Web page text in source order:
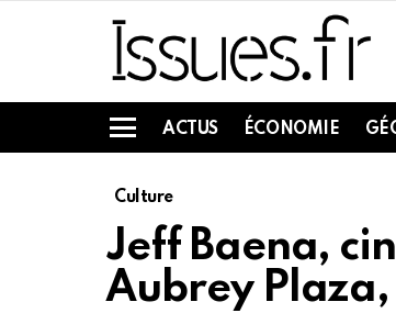
Menu
ACTUS ÉCONOMIE
Culture
Jeff Baena,
Aubrey Plaza,